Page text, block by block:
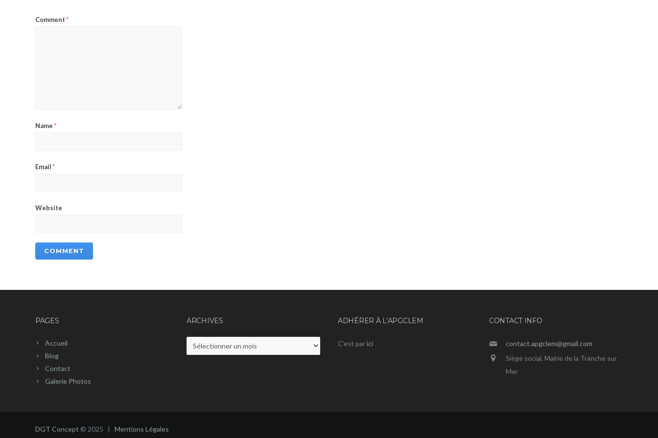
Comment*
Name*
Email*
Website
PAGES
Accueil
Blog
Contact
Galerie Photos
ARCHIVES
Archives
ADHÉRER À L’APGCLEM
C’est parici
CONTACT INFO
contact.apgclem@gmail.com
Siège social, Mairie de la Tranche sur
Mer
DGT Concept © 2025 | Mentions Légales